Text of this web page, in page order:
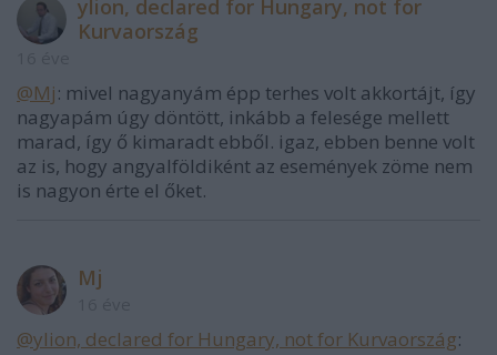
ylion, declared for Hungary, not for
Kurvaország
@Mj: mivel nagyanyám épp terhes volt akkortájt, így
nagyapám úgy döntött, inkább a felesége mellett
marad, így ő kimaradt ebből. igaz, ebben benne volt
az is, hogy angyalföldiként az események zöme nem
is nagyon érte el őket.
Mj
@ylion, declared for Hungary, not for Kurvaország: